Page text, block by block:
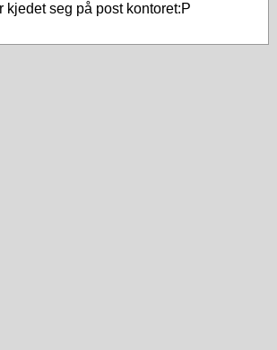
kjedet seg på post kontoret:P